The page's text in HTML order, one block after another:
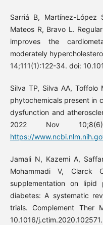
Sarriá B, Martínez-López
Mateos R, Bravo L.
improves the
moderately
14;111(1):122-34. doi:
Silva TP, Silva AA,
phytochemicals present in
dysfunction and
2022 Nov
https://
Jamali N, Kazemi A,
Mohammadi V, Clarck
supplementation on
diabetes: A systematic
trials. Complement Ther
10.1016/j.ctim.2020.102571.